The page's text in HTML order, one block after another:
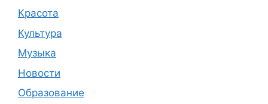
Красота
Культура
Музыка
Новости
Образование